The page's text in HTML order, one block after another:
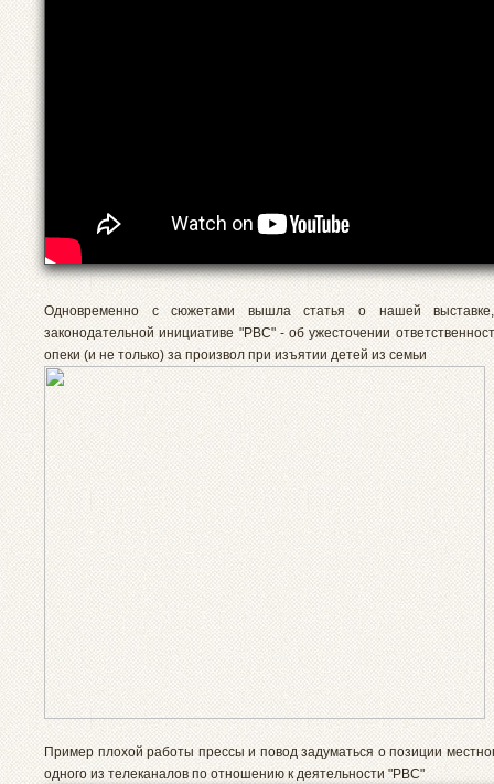
Одновременно с сюжетами вышла статья о нашей
законодательной инициативе "РВС" - об ужесточении
опеки (и не только) за произвол при изъятии детей из семьи
Пример плохой работы прессы и повод задуматься о позиции
одного из телеканалов по отношению к деятельности "РВС"